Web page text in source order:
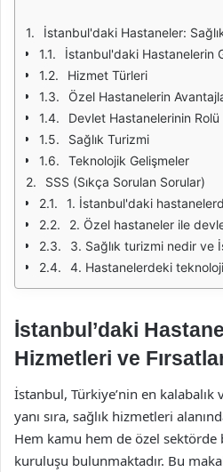
İstanbul'daki Hastaneler:
İstanbul'daki Hastanelerin
Hizmet Türleri
Özel Hastanelerin
Devlet Hastanelerinin Rolü
Sağlık Turizmi
Teknolojik Gelişmeler
SSS (Sıkça Sorulan Sorular)
1. İstanbul'daki hastanelerde hangi
2. Özel hastaneler ile devlet
3. Sağlık turizmi nedir ve İstanbul
4. Hastanelerdeki
İstanbul’daki
Hizmetleri ve
İstanbul, Türkiye’nin en kalabalık
yanı sıra, sağlık hizmetleri
Hem kamu hem de özel sektörde
kuruluşu bulunmaktadır. Bu